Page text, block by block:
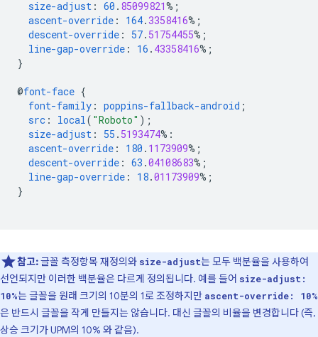
size-adjust : 60 . 85099821%;
ascent-override : 164. 3358416%;
descent-override : 57. 51754455%;
line-gap-override : 16 . 43358416%;
}
@font-face {
font-family : poppins-fallback-android ;
src : local ( "Roboto" );
size-adjust : 55 . 5193474%:
ascent-override : 180 . 1173909%;
descent-override : 63 .04108683%;
line-gap-override : 18.01173909%;
}
참고:글꼴 측정항목 재정의와 size-adjust는 모두 백분율을 사용하여
선언되지만 이러한 백분율은 다르게 정의됩니다. 예를 들어 size-adjust:
10%는 글꼴을 원래 크기의 10분의 1로 조정하지만 ascent-override: 10%
은 반드시 글꼴을 작게 만들지는 않습니다. 대신 글꼴의 비율을 변경합니다 (즉,
상승 크기가 UPM의 10% 와 같음).